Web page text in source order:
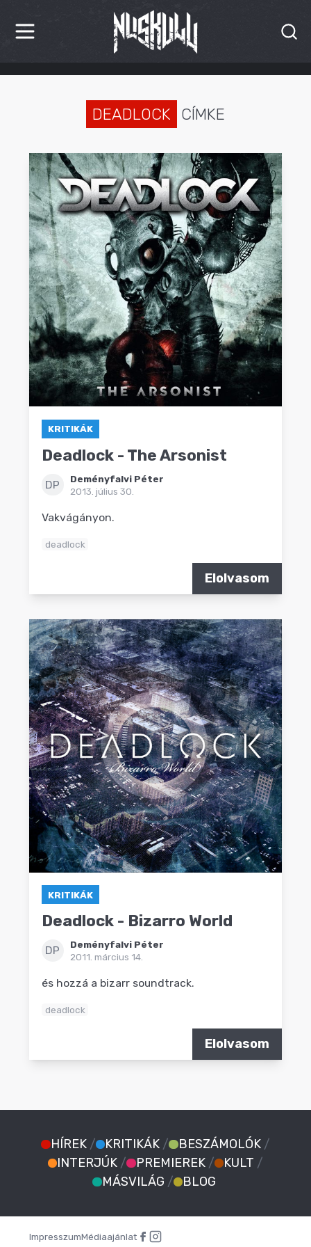
HÍREK
INTERJÚK
PREMIEREK
KULT
MÁSVILÁG
BLOG
DEADLOCK CÍMKE
KRITIKÁK
Deadlock - The Arsonist
DP
Deményfalvi Péter
2013. július 30.
Vakvágányon.
deadlock
Elolvasom
KRITIKÁK
Deadlock - Bizarro World
DP
Deményfalvi Péter
2011. március 14.
és hozzá a bizarr soundtrack.
deadlock
Elolvasom
HÍREK / KRITIKÁK / BESZÁMOLÓK /
INTERJÚK / PREMIEREK / KULT /
MÁSVILÁG / BLOG
ImpresszumMédiaajánlat